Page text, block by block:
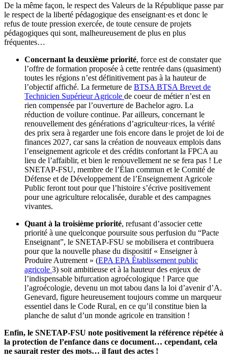
De la même façon, le respect des Valeurs de la République passe par
le respect de la liberté pédagogique des enseignant·es et donc le
refus de toute pression exercée, de toute censure de projets
pédagogiques qui sont, malheureusement de plus en plus
fréquentes…
Concernant la deuxième priorité, force est de constater que
l’offre de formation proposée à cette rentrée dans (quasiment)
toutes les régions n’est définitivement pas à la hauteur de
l’objectif affiché. La fermeture de BTSA BTSA Brevet de
Technicien Supérieur Agricole de coeur de métier n’est en
rien compensée par l’ouverture de Bachelor agro. La
réduction de voilure continue. Par ailleurs, concernant le
renouvellement des générations d’agriculteur·rices, la vérité
des prix sera à regarder une fois encore dans le projet de loi de
finances 2027, car sans la création de nouveaux emplois dans
l’enseignement agricole et des crédits confortant la FPCA au
lieu de l’affaiblir, et bien le renouvellement ne se fera pas ! Le
SNETAP-FSU, membre de l’Élan commun et le Comité de
Défense et de Développement de l’Enseignement Agricole
Public feront tout pour que l’histoire s’écrive positivement
pour une agriculture relocalisée, durable et des campagnes
vivantes.
Quant à la troisième priorité, refusant d’associer cette
priorité à une quelconque poursuite sous perfusion du “Pacte
Enseignant”, le SNETAP-FSU se mobilisera et contribuera
pour que la nouvelle phase du dispositif « Enseigner à
Produire Autrement » (EPA EPA Établissement public
agricole 3) soit ambitieuse et à la hauteur des enjeux de
l’indispensable bifurcation agroécologique ! Parce que
l’agroécologie, devenu un mot tabou dans la loi d’avenir d’A.
Genevard, figure heureusement toujours comme un marqueur
essentiel dans le Code Rural, en ce qu’il constitue bien la
planche de salut d’un monde agricole en transition !
Enfin, le SNETAP-FSU note positivement la référence répétée à
la protection de l’enfance dans ce document… cependant, cela
ne saurait rester des mots… il faut des actes !